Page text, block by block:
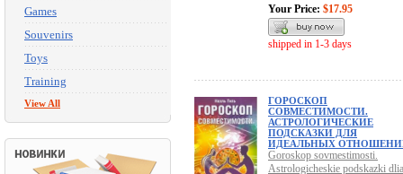
Games
Souvenirs
Toys
Training
View All
Your Price: $17.95
shipped in 1-3 days
ГОРОСКОП
СОВМЕСТИМОСТИ.
АСТРОЛОГИЧЕСКИЕ
ПОДСКАЗКИ ДЛЯ
ИДЕАЛЬНЫХ
Goroskop sovmestimosti.
Astrologicheskie podskazki dlia